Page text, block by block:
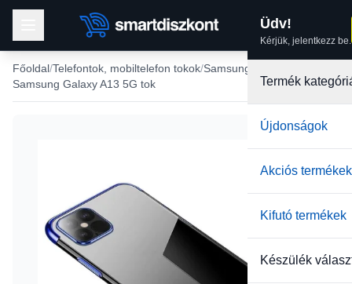
Üdv!
Kérjük, jelentkezz be.
Termék
Újdonságok
Akciós termékek
Kifutó termékek
Készülék
Főoldal Telefontok, mobiltelefon tokok Samsung tokok
Samsung Galaxy A13 5G tok